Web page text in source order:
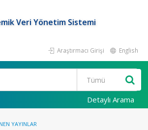
Veri Yönetim Sistemi
Araştırmacı Girişi English
Detaylı Arama
YAYINLAR